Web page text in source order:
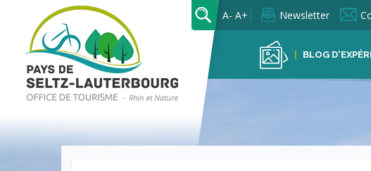
OK
A- A+ Newsletter
BLOG